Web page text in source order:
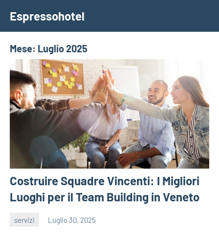
contenuto
Espressohotel
Dove
le
Notizie
Casa
Mese: Luglio 2025
Costruire Squadre Vincenti: I Migliori
Luoghi per il Team Building in Veneto
servizi Luglio 30, 2025